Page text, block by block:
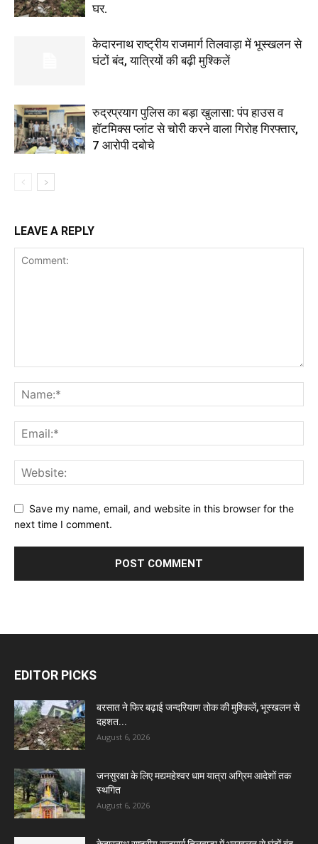
घर.
केदारनाथ राष्ट्रीय राजमार्ग तिलवाड़ा में भूस्खलन से
घंटों बंद, यात्रियों की बढ़ी मुश्किलें
रुद्रप्रयाग पुलिस का बड़ा खुलासा: पंप हाउस व
हॉटमिक्स प्लांट से चोरी करने वाला गिरोह गिरफ्तार,
7 आरोपी दबोचे
LEAVE A REPLY
Save my name, email, and website in this browser for the
next time I comment.
EDITOR PICKS
बरसात ने फिर बढ़ाई जन्दरियाण तोक की मुश्किलें, भूस्खलन से
दहशत...
August 6, 2026
जनसुरक्षा के लिए मद्यमहेश्वर धाम यात्रा अग्रिम आदेशों तक
स्थगित
August 6, 2026